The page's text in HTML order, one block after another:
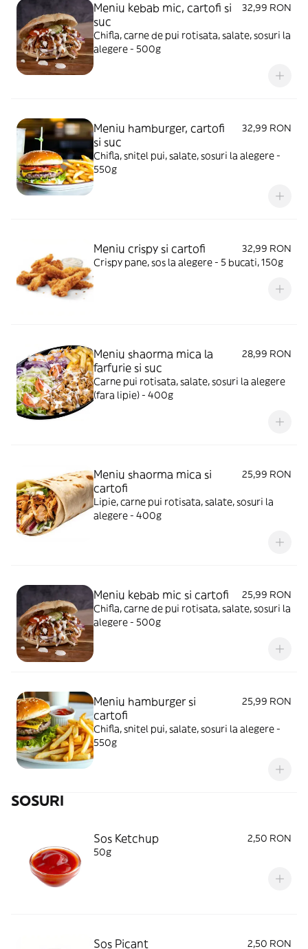
Meniu kebab mic, cartofi si
suc
32,99 RON
Chifla, carne de pui rotisata, salate, sosuri la
alegere - 500g
Meniu hamburger, cartofi
si suc
32,99 RON
Chifla, snitel pui, salate, sosuri la alegere -
550g
Meniu crispy si cartofi
32,99 RON
Crispy pane, sos la alegere - 5 bucati, 150g
Meniu shaorma mica la
farfurie si suc
28,99 RON
Carne pui rotisata, salate, sosuri la alegere
(fara lipie) - 400g
Meniu shaorma mica si
cartofi
25,99 RON
Lipie, carne pui rotisata, salate, sosuri la
alegere - 400g
Meniu kebab mic si cartofi
25,99 RON
Chifla, carne de pui rotisata, salate, sosuri la
alegere - 500g
Meniu hamburger si
cartofi
25,99 RON
Chifla, snitel pui, salate, sosuri la alegere -
550g
SOSURI
Sos Ketchup
2,50 RON
50g
Sos Picant 2,50 RON